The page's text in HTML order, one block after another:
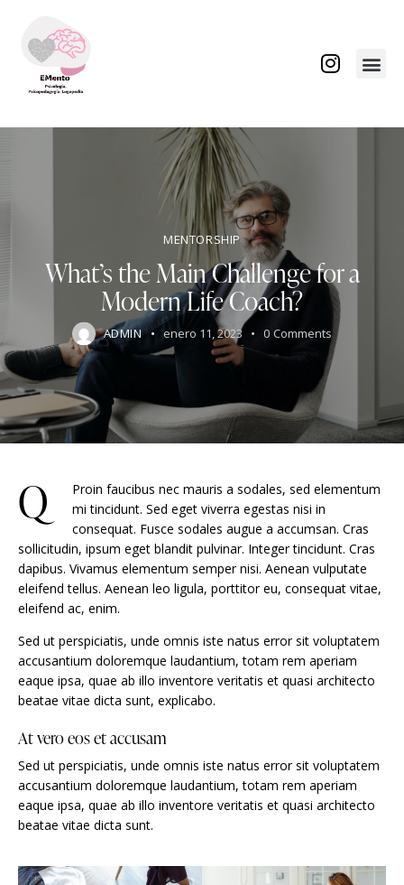
MENTORSHIP
What’s the Main Challenge for a
Modern Life Coach?
ADMIN enero 11, 2023 0 Comments
Q
Proin faucibus nec mauris a sodales, sed elementum
mi tincidunt. Sed eget viverra egestas nisi in
consequat. Fusce sodales augue a accumsan. Cras
sollicitudin, ipsum eget blandit pulvinar. Integer tincidunt. Cras
dapibus. Vivamus elementum semper nisi. Aenean vulputate
eleifend tellus. Aenean leo ligula, porttitor eu, consequat vitae,
eleifend ac, enim.
Sed ut perspiciatis, unde omnis iste natus error sit voluptatem
accusantium doloremque laudantium, totam rem aperiam
eaque ipsa, quae ab illo inventore veritatis et quasi architecto
beatae vitae dicta sunt, explicabo.
At vero eos et accusam
Sed ut perspiciatis, unde omnis iste natus error sit voluptatem
accusantium doloremque laudantium, totam rem aperiam
eaque ipsa, quae ab illo inventore veritatis et quasi architecto
beatae vitae dicta sunt.